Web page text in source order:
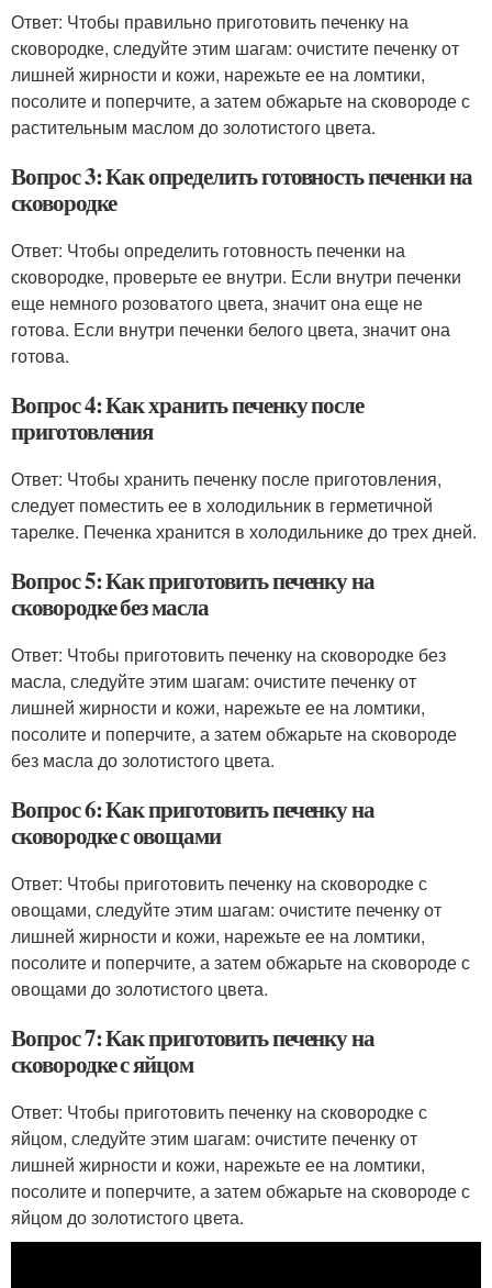
Ответ: Чтобы правильно приготовить печенку на
сковородке, следуйте этим шагам: очистите печенку от
лишней жирности и кожи, нарежьте ее на ломтики,
посолите и поперчите, а затем обжарьте на сковороде с
растительным маслом до золотистого цвета.
Вопрос 3: Как определить готовность печенки на
сковородке
Ответ: Чтобы определить готовность печенки на
сковородке, проверьте ее внутри. Если внутри печенки
еще немного розоватого цвета, значит она еще не
готова. Если внутри печенки белого цвета, значит она
готова.
Вопрос 4: Как хранить печенку после
приготовления
Ответ: Чтобы хранить печенку после приготовления,
следует поместить ее в холодильник в герметичной
тарелке. Печенка хранится в холодильнике до трех дней.
Вопрос 5: Как приготовить печенку на
сковородке без масла
Ответ: Чтобы приготовить печенку на сковородке без
масла, следуйте этим шагам: очистите печенку от
лишней жирности и кожи, нарежьте ее на ломтики,
посолите и поперчите, а затем обжарьте на сковороде
без масла до золотистого цвета.
Вопрос 6: Как приготовить печенку на
сковородке с овощами
Ответ: Чтобы приготовить печенку на сковородке с
овощами, следуйте этим шагам: очистите печенку от
лишней жирности и кожи, нарежьте ее на ломтики,
посолите и поперчите, а затем обжарьте на сковороде с
овощами до золотистого цвета.
Вопрос 7: Как приготовить печенку на
сковородке с яйцом
Ответ: Чтобы приготовить печенку на сковородке с
яйцом, следуйте этим шагам: очистите печенку от
лишней жирности и кожи, нарежьте ее на ломтики,
посолите и поперчите, а затем обжарьте на сковороде с
яйцом до золотистого цвета.